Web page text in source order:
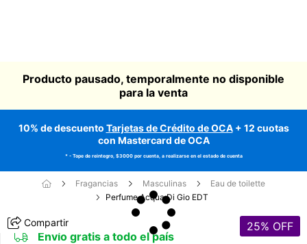
Producto pausado, temporalmente no disponible
para la venta
10% de descuento Tarjetas de Crédito de OCA+ 12 cuotas
con Mastercard de OCA
* - Tope de reintegro, $3000 por cuenta, a realizarse en el estado de cuenta
Fragancias Masculinas
Eau de toilette
Perfume Acqua Di Gio EDT
Compartir 25% OFF
Envío gratis a todo el país